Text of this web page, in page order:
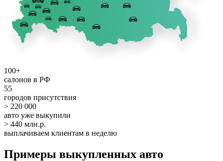
100+
салонов в РФ
55
городов присутствия
> 220 000
авто уже выкупили
> 440 млн.р.
выплачиваем клиентам в неделю
Примеры выкупленных авто